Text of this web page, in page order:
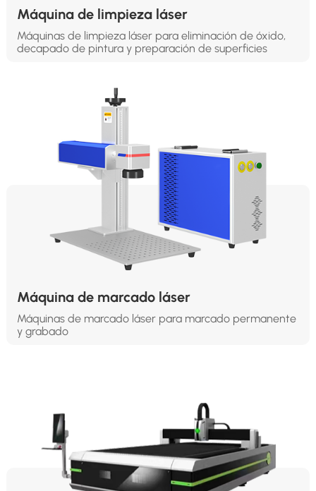
Máquina de limpieza láser
Máquinas de limpieza láser para eliminación de óxido,
decapado de pintura y preparación de superficies
Máquina de marcado láser
Máquinas de marcado láser para marcado permanente
y grabado